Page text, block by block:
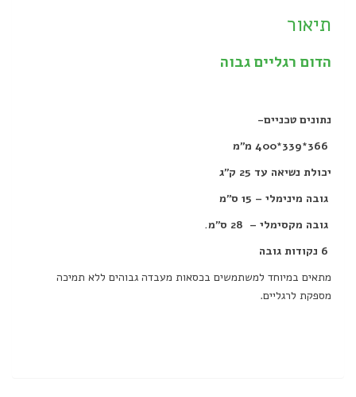
תיאור
הדום רגליים גבוה
נתונים טכניים-
366*339*400
מ”מ
יכולת נשיאה עד 25 ק”ג
גובה מינימלי – 15 ס"מ
גובה מקסימלי – 28 ס"מ.
מתאים במיוחד למשתמשים בכסאות מעבדה גבוהים ללא תמיכה
מספקת לרגליים.